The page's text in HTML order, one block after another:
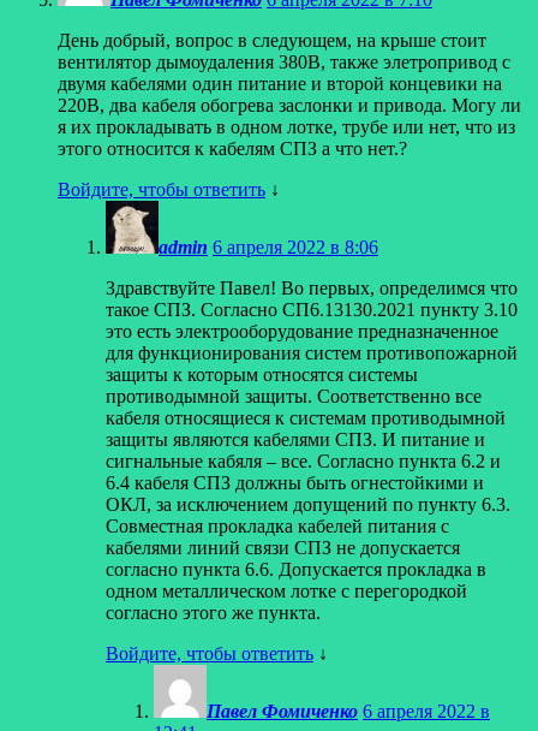
День добрый, вопрос в следующем, на крыше стоит
вентилятор дымоудаления 380В, также элетропривод с
двумя кабелями один питание и второй концевики на
220В, два кабеля обогрева заслонки и привода. Могу ли
я их прокладывать в одном лотке, трубе или нет, что из
этого относится к кабелям СПЗ а что нет.?
Войдите, чтобы ответить ↓
admin 6 апреля 2022 в 8:06
Здравствуйте Павел! Во первых, определимся что
такое СПЗ. Согласно СП6.13130.2021 пункту 3.10
это есть электрооборудование предназначенное
для функционирования систем противопожарной
защиты к которым относятся системы
противодымной защиты. Соответственно все
кабеля относящиеся к системам противодымной
защиты являются кабелями СПЗ. И питание и
сигнальные кабяля – все. Согласно пункта 6.2 и
6.4 кабеля СПЗ должны быть огнестойкими и
ОКЛ, за исключением допущений по пункту 6.3.
Совместная прокладка кабелей питания с
кабелями линий связи СПЗ не допускается
согласно пункта 6.6. Допускается прокладка в
одном металлическом лотке с перегородкой
согласно этого же пункта.
Войдите, чтобы ответить ↓
Павел Фомиченко 6 апреля 2022 в